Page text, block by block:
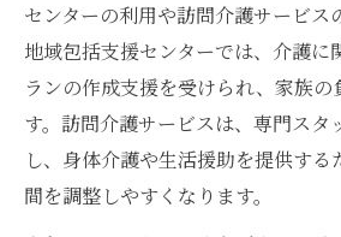
センターの利用や訪問介護サービス
地域包括支援センターでは、介護に
ランの作成支援を受けられ、家族の
す。訪問介護サービスは、専門スタ
し、身体介護や生活援助を提供する
間を調整しやすくなります。